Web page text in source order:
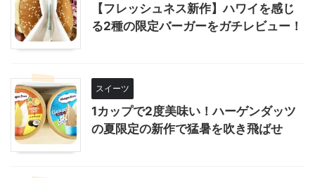
【フレッシュネス新作】ハワイを感じ
る2種の限定バーガーをガチレビュー！
スイーツ
1カップで2度美味い！ハーゲンダッツ
の夏限定の新作で猛暑を吹き飛ばせ